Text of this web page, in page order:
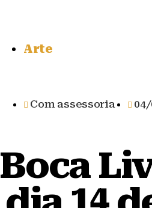
Arte
Com assessoria
Boca